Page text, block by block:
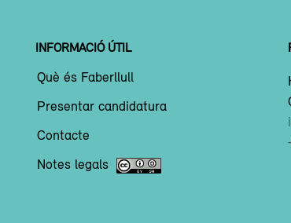
INFORMACIÓ ÚTIL
Què és Faberllull
Presentar candidatura
Contacte
Notes legals